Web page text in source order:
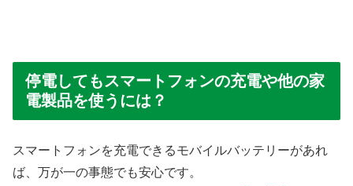
停電してもスマートフォンの充電や他の家
電製品を使うには？
スマートフォンを充電できるモバイルバッテリーがあれ
ば、万が一の事態でも安心です。